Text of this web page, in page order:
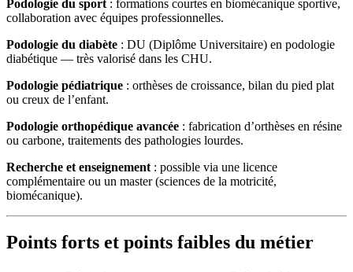
Podologie du sport : formations courtes en biomécanique sportive,
collaboration avec équipes professionnelles.
Podologie du diabète : DU (Diplôme Universitaire) en podologie
diabétique — très valorisé dans les CHU.
Podologie pédiatrique : orthèses de croissance, bilan du pied plat
ou creux de l’enfant.
Podologie orthopédique avancée : fabrication d’orthèses en résine
ou carbone, traitements des pathologies lourdes.
Recherche et enseignement : possible via une licence
complémentaire ou un master (sciences de la motricité,
biomécanique).
Points forts et points faibles du métier